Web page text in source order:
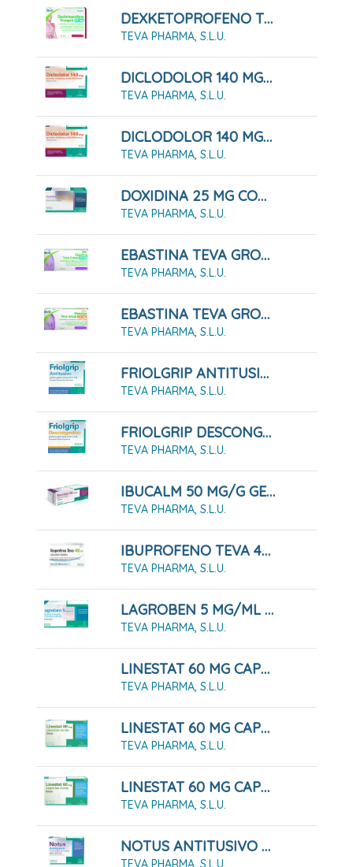
DEXKETOPROFENO TEVAGEN 25 MG COMPRIMIDOS RECUBIERTOS CON PELÍCULA EFG 10 COMPRIMIDOS
TEVA PHARMA, S.L.U.
DICLODOLOR 140 MG APOSITOS ADHESIVOS MEDICAMENTOSOS 10 Apósitos
TEVA PHARMA, S.L.U.
DICLODOLOR 140 MG APOSITOS ADHESIVOS MEDICAMENTOSOS 5 Apósitos
TEVA PHARMA, S.L.U.
DOXIDINA 25 MG COMPRIMIDOS RECUBIERTOS CON PELICULA, 14 COMPRIMIDOS
TEVA PHARMA, S.L.U.
EBASTINA TEVA GROUP 10 MG COMPRIMIDOS RECUBIERTOS CON PELÍCULA EFG 20 COMPRIMIDOS
TEVA PHARMA, S.L.U.
EBASTINA TEVA GROUP 20 MG COMPRIMIDOS RECUBIERTOS CON PELÍCULA EFG 20 COMPRIMIDOS
TEVA PHARMA, S.L.U.
FRIOLGRIP ANTITUSIVO POLVO PARA SOLUCION ORAL , 10 Sobres
TEVA PHARMA, S.L.U.
FRIOLGRIP DESCONGESTIVO POLVO PARA SOLUCIÓN ORAL , 10 Sobres
TEVA PHARMA, S.L.U.
IBUCALM 50 MG/G GEL MENTOLADO, TUBO 60 G
TEVA PHARMA, S.L.U.
IBUPROFENO TEVA 400 MG CÁPSULAS BLANDAS, 20 CÁPSULAS
TEVA PHARMA, S.L.U.
LAGROBEN 5 MG/ML COLIRIO EN SOLUCION EN ENVASE UNIDOSIS , 30 Envases De 0,4 Ml
TEVA PHARMA, S.L.U.
LINESTAT 60 MG CAPSULAS DURAS, 120 CÁPSULAS
TEVA PHARMA, S.L.U.
LINESTAT 60 MG CAPSULAS DURAS, 42 Cápsulas ( Blister )
TEVA PHARMA, S.L.U.
LINESTAT 60 MG CAPSULAS DURAS, 84 Cápsulas ( Blister )
TEVA PHARMA, S.L.U.
NOTUS ANTITUSIVO 10 MG PASTILLAS PARA CHUPAR SABOR MIEL - LIMON , 24 Pastillas
TEVA PHARMA, S.L.U.